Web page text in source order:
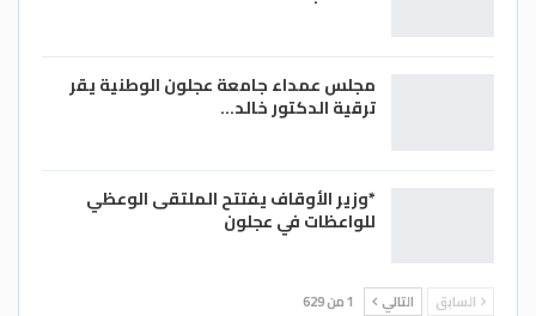
مجلس عمداء جامعة عجلون الوطنية يقر
ترقية الدكتور خالد…
*وزير الأوقاف يفتتح الملتقى الوعظي
للواعظات في عجلون
السابق التالي 1 من 629